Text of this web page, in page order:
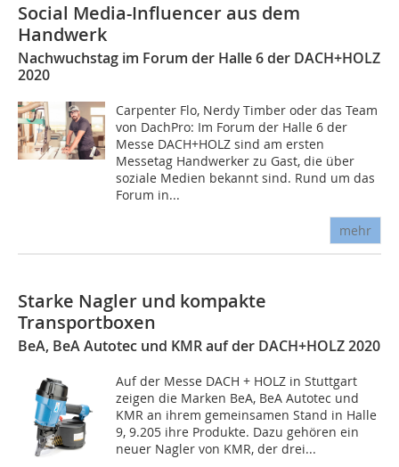
Social Media-Influencer aus dem
Handwerk
Nachwuchstag im Forum der Halle 6 der DACH+HOLZ
2020
Carpenter Flo, Nerdy Timber oder das Team
von DachPro: Im Forum der Halle 6 der
Messe DACH+HOLZ sind am ersten
Messetag Handwerker zu Gast, die über
soziale Medien bekannt sind. Rund um das
Forum in...
mehr
Starke Nagler und kompakte
Transportboxen
BeA, BeA Autotec und KMR auf der DACH+HOLZ 2020
Auf der Messe DACH + HOLZ in Stuttgart
zeigen die Marken BeA, BeA Autotec und
KMR an ihrem gemeinsamen Stand in Halle
9, 9.205 ihre Produkte. Dazu gehören ein
neuer Nagler von KMR, der drei...